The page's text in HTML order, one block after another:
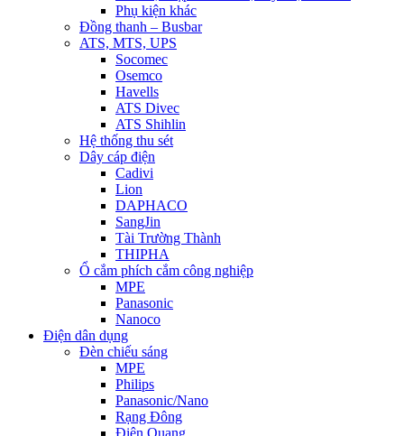
Phụ kiện khác
Đồng thanh – Busbar
ATS, MTS, UPS
Socomec
Osemco
Havells
ATS Divec
ATS Shihlin
Hệ thống thu sét
Dây cáp điện
Cadivi
Lion
DAPHACO
SangJin
Tài Trường Thành
THIPHA
Ổ cắm phích cắm công nghiệp
MPE
Panasonic
Nanoco
Điện dân dụng
Đèn chiếu sáng
MPE
Philips
Panasonic/Nano
Rạng Đông
Điện Quang